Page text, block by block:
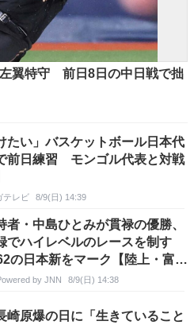
翼特守 前日8日の中日戦で拙
たい」バスケットボール日本代
前日練習 モンゴル代表と対戦
テレビ 8/9(日) 14:39
者・中島ひとみが貫禄の優勝、
でハイレベルのレースを制す
の日本新をマーク【陸上・富士
トライアル】
by JNN 8/9(日) 14:38
崎原爆の日に「生きていること